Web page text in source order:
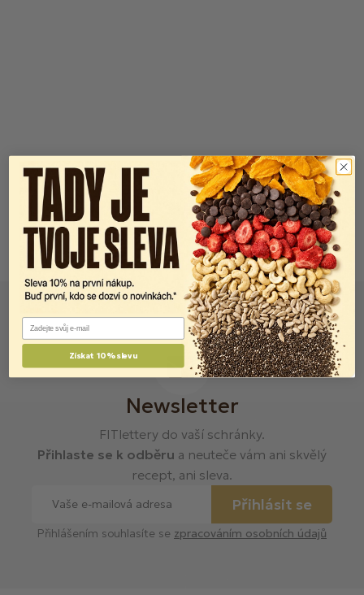
Newsletter
FITlettery do vaší schránky.
Přihlaste se k odběru a neuteče vám ani skvělý
recept, ani sleva.
Přihlásit se
Přihlášením souhlasíte se zpracováním osobních údajů
Email
Získat 10% slevu